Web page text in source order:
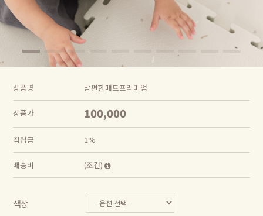
상품명 맘편한매트프리미엄
상품가 100,000
적립금 1%
배송비 (조건)
색상